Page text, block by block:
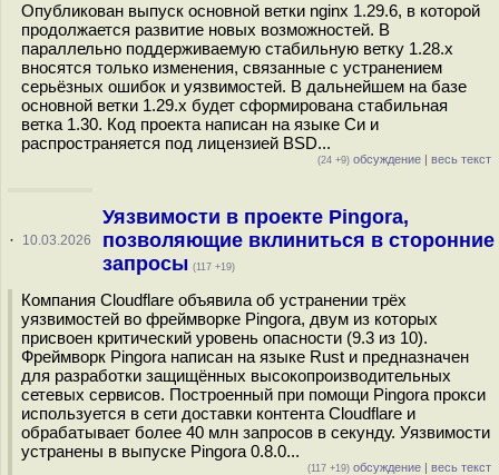
Опубликован выпуск основной ветки nginx 1.29.6, в которой
продолжается развитие новых возможностей. В
параллельно поддерживаемую стабильную ветку 1.28.x
вносятся только изменения, связанные с устранением
серьёзных ошибок и уязвимостей. В дальнейшем на базе
основной ветки 1.29.x будет сформирована стабильная
ветка 1.30. Код проекта написан на языке Си и
распространяется под лицензией BSD...
(24 +9) обсуждение | весь текст
· 10.03.2026
Уязвимости в проекте Pingora,
позволяющие вклиниться в сторонние
запросы (117 +19)
Компания Cloudflare объявила об устранении трёх
уязвимостей во фреймворке Pingora, двум из которых
присвоен критический уровень опасности (9.3 из 10).
Фреймворк Pingora написан на языке Rust и предназначен
для разработки защищённых высокопроизводительных
сетевых сервисов. Построенный при помощи Pingora прокси
используется в сети доставки контента Cloudflare и
обрабатывает более 40 млн запросов в секунду. Уязвимости
устранены в выпуске Pingora 0.8.0...
(117 +19) обсуждение | весь текст